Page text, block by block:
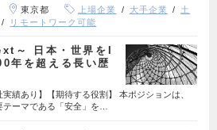
東京都 上場企業 大手企業
土
リモートワーク可能
～ 日本・世界をI
年を超える長い歴
実績あり】【期待する役割】 本ポジションは、
ーマである「安全」を…